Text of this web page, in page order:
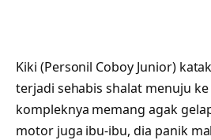
Kiki (Personil Coboy Junior)
terjadi sehabis shalat menuju
kompleknya memang agak
motor juga ibu-ibu, dia panik